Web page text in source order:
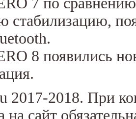
стабилизацию,
8 появились
2017-2018. При
на сайт